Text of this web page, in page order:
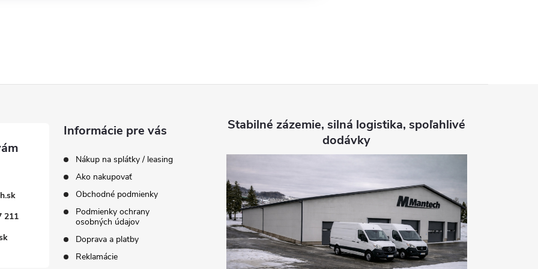
211
Informácie pre vás
Nákup na splátky / leasing
Ako nakupovať
Obchodné podmienky
Podmienky ochrany
osobných údajov
Doprava a platby
Reklamácie
Stabilné zázemie, silná logistika, spoľahlivé
dodávky